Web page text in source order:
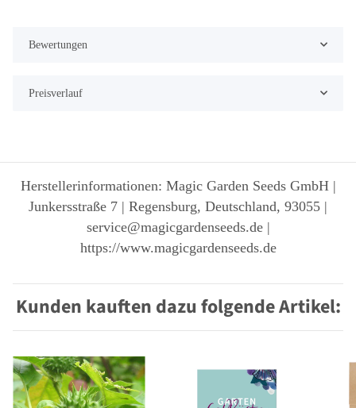
Bewertungen
Preisverlauf
Herstellerinformationen: Magic Garden Seeds GmbH |
Junkersstraße 7 | Regensburg, Deutschland, 93055 |
service@magicgardenseeds.de |
https://www.magicgardenseeds.de
Kunden kauften dazu folgende Artikel: